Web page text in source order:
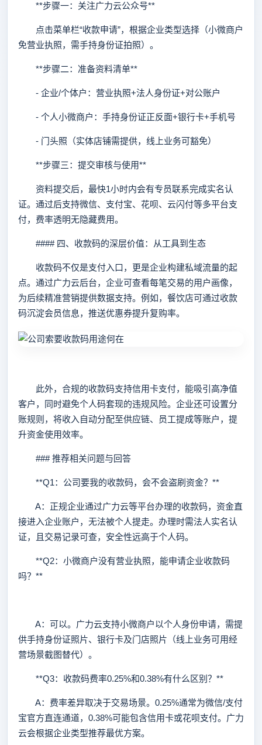
**步骤一：关注广力云公众号**
点击菜单栏“收款申请”，根据企业类型选择（小微商户
免营业执照，需手持身份证拍照）。
**步骤二：准备资料清单**
- 企业/个体户：营业执照+法人身份证+对公账户
- 个人小微商户：手持身份证正反面+银行卡+手机号
- 门头照（实体店铺需提供，线上业务可豁免）
**步骤三：提交审核与使用**
资料提交后，最快1小时内会有专员联系完成实名认
证。通过后支持微信、支付宝、花呗、云闪付等多平台支
付，费率透明无隐藏费用。
#### 四、收款码的深层价值：从工具到生态
收款码不仅是支付入口，更是企业构建私域流量的起
点。通过广力云后台，企业可查看每笔交易的用户画像，
为后续精准营销提供数据支持。例如，餐饮店可通过收款
码沉淀会员信息，推送优惠券提升复购率。
此外，合规的收款码支持信用卡支付，能吸引高净值
客户，同时避免个人码套现的违规风险。企业还可设置分
账规则，将收入自动分配至供应链、员工提成等账户，提
升资金使用效率。
### 推荐相关问题与回答
**Q1：公司要我的收款码，会不会盗刷资金？**
A：正规企业通过广力云等平台办理的收款码，资金直
接进入企业账户，无法被个人提走。办理时需法人实名认
证，且交易记录可查，安全性远高于个人码。
**Q2：小微商户没有营业执照，能申请企业收款码
吗？**
A：可以。广力云支持小微商户以个人身份申请，需提
供手持身份证照片、银行卡及门店照片（线上业务可用经
营场景截图替代）。
**Q3：收款码费率0.25%和0.38%有什么区别？**
A：费率差异取决于交易场景。0.25%通常为微信/支付
宝官方直连通道，0.38%可能包含信用卡或花呗支付。广力
云会根据企业类型推荐最优方案。